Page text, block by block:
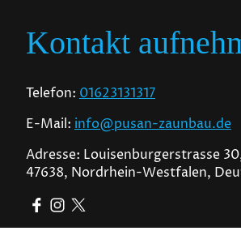
Kontakt
Telefon: 01623131317
E-Mail: info@pusan-zaunbau.de
Adresse: Louisenburgerstrasse
47638, Nordrhein-Westfalen,